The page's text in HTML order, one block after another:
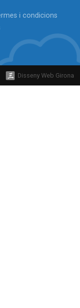
i condicions
Disseny Web Girona